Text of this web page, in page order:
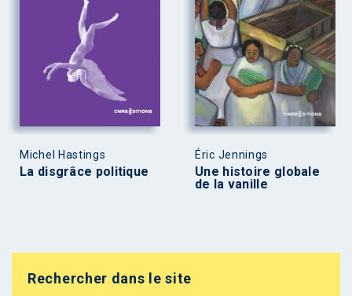
Michel Hastings
La disgrâce politique
Éric Jennings
Une histoire globale
de la vanille
Rechercher dans le site